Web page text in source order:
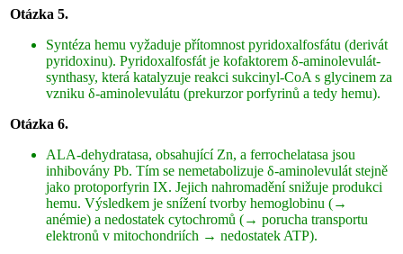
Otázka 5.
Syntéza hemu vyžaduje přítomnost pyridoxalfosfátu (derivát
pyridoxinu). Pyridoxalfosfát je kofaktorem δ-aminolevulát-
synthasy, která katalyzuje reakci sukcinyl-CoA s glycinem za
vzniku δ-aminolevulátu (prekurzor porfyrinů a tedy hemu).
Otázka 6.
ALA-dehydratasa, obsahující Zn, a ferrochelatasa jsou
inhibovány Pb. Tím se nemetabolizuje δ-aminolevulát stejně
jako protoporfyrin IX. Jejich nahromadění snižuje produkci
hemu. Výsledkem je snížení tvorby hemoglobinu (→
anémie) a nedostatek cytochromů (→ porucha transportu
elektronů v mitochondriích → nedostatek ATP).